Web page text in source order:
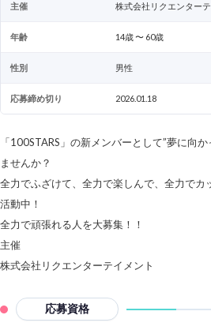
主催 株式会社リクエンター
年齢 14歳 〜 60歳
性別 男性
応募締め切り 2026.01.18
「100STARS」の新メンバーとして”夢に向
ませんか？
全力でふざけて、全力で楽しんで、全力でカ
活動中！
全力で頑張れる人を大募集！！
主催
株式会社リクエンターテイメント
応募資格